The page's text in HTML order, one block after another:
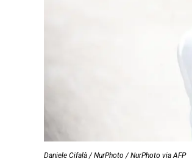
Daniele Cifalà / NurPhoto / NurPhoto via AFP